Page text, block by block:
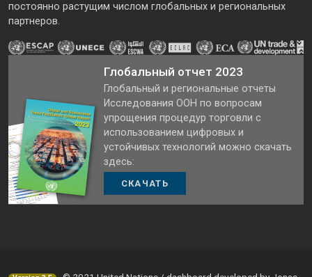
постоянно растущим числом глобальных и региональных
партнеров.
Глобальный отчет 2023
Глобальный и региональные отчеты
Исследования ООН по вопросам
упрощения процедур торговли с
использованием цифровых и
устойчивых технологий можно скачать
здесь:
СКАЧАТЬ